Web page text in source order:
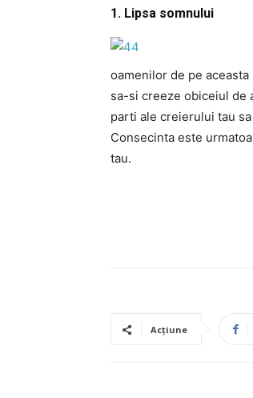
1. Lipsa somnului
oamenilor de pe
sa-si creeze obiceiul de
parti ale creierului tau
Consecinta este
tau.
Acțiune